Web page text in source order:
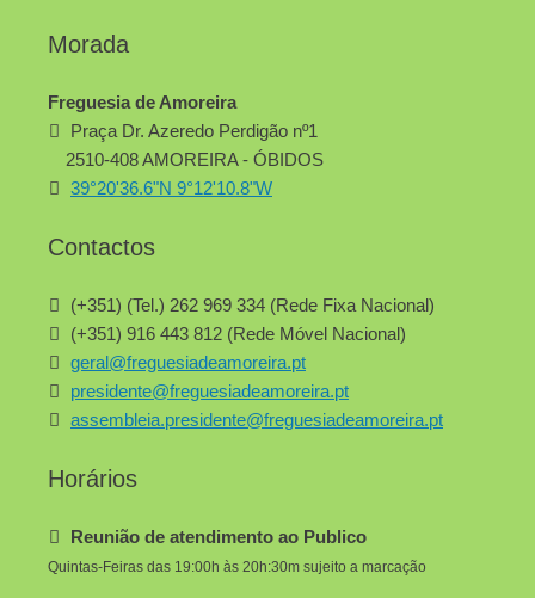
Morada
Freguesia de Amoreira
Praça Dr. Azeredo Perdigão nº1
2510-408 AMOREIRA - ÓBIDOS
39°20'36.6"N 9°12'10.8"W
Contactos
(+351) (Tel.) 262 969 334 (Rede Fixa Nacional)
(+351) 916 443 812 (Rede Móvel Nacional)
geral@freguesiadeamoreira.pt
presidente@freguesiadeamoreira.pt
assembleia.presidente@freguesiadeamoreira.pt
Horários
Reunião de atendimento ao Publico
Quintas-Feiras das 19:00h às 20h:30m sujeito a marcação